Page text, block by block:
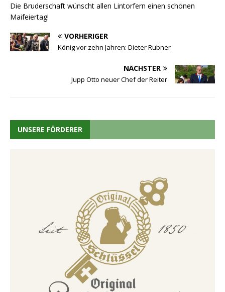
Die Bruderschaft wünscht allen Lintorfern einen schönen
Maifeiertag!
VORHERIGER
König vor zehn Jahren: Dieter Rubner
NÄCHSTER
Jupp Otto neuer Chef der Reiter
UNSERE FÖRDERER